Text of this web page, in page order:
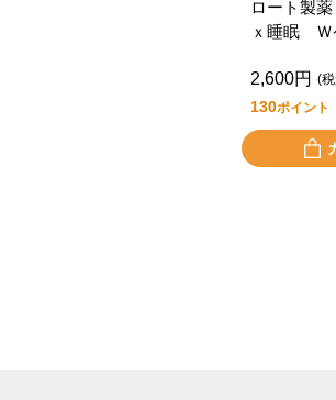
ロート製
ｘ睡眠 Ｗ
2,600円 (
130ポイント